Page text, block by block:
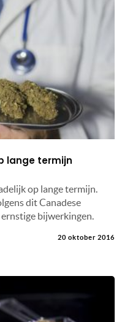
lange termijn
op lange termijn.
dit Canadese
bijwerkingen.
20 oktober 2016